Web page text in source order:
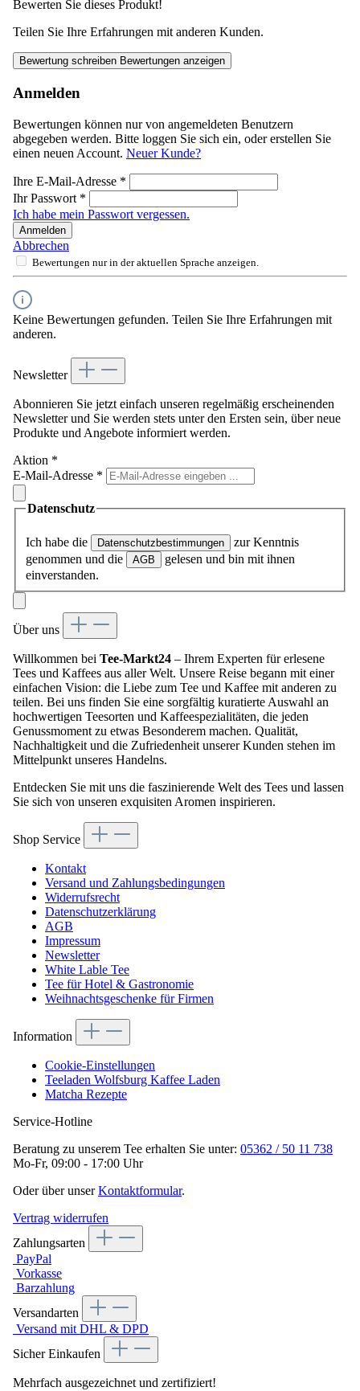
Bewerten Sie dieses Produkt!
Teilen Sie Ihre Erfahrungen mit anderen Kunden.
Bewertung schreiben Bewertungen anzeigen
Anmelden
Bewertungen können nur von angemeldeten Benutzern
abgegeben werden. Bitte loggen Sie sich ein, oder erstellen Sie
einen neuen Account. Neuer Kunde?
Ihre E-Mail-Adresse *
Ihr Passwort *
Ich habe mein Passwort vergessen.
Anmelden
Abbrechen
Bewertungen nur in der aktuellen Sprache anzeigen.
Keine Bewertungen gefunden. Teilen Sie Ihre Erfahrungen mit
anderen.
Newsletter
Abonnieren Sie jetzt einfach unseren regelmäßig erscheinenden
Newsletter und Sie werden stets unter den Ersten sein, über neue
Produkte und Angebote informiert werden.
Aktion *
E-Mail-Adresse *
Datenschutz
Ich habe die Datenschutzbestimmungen
zur Kenntnis
genommen und die
AGB
gelesen und bin mit ihnen
einverstanden.
Über uns
Willkommen bei Tee-Markt24 – Ihrem Experten für erlesene
Tees und Kaffees aus aller Welt. Unsere Reise begann mit einer
einfachen Vision: die Liebe zum Tee und Kaffee mit anderen zu
teilen. Bei uns finden Sie eine sorgfältig kuratierte Auswahl an
hochwertigen Teesorten und Kaffeespezialitäten, die jeden
Genussmoment zu etwas Besonderem machen. Qualität,
Nachhaltigkeit und die Zufriedenheit unserer Kunden stehen im
Mittelpunkt unseres Handelns.
Entdecken Sie mit uns die faszinierende Welt des Tees und lassen
Sie sich von unseren exquisiten Aromen inspirieren.
Shop Service
Kontakt
Versand und Zahlungsbedingungen
Widerrufsrecht
Datenschutzerklärung
AGB
Impressum
Newsletter
White Lable Tee
Tee für Hotel & Gastronomie
Weihnachtsgeschenke für Firmen
Information
Cookie-Einstellungen
Teeladen Wolfsburg Kaffee Laden
Matcha Rezepte
Service-Hotline
Beratung zu unserem Tee erhalten Sie unter: 05362 / 50 11 738
Mo-Fr, 09:00 - 17:00 Uhr
Oder über unserKontaktformular.
Vertrag widerrufen
Zahlungsarten
PayPal
Vorkasse
Barzahlung
Versandarten
Versand mit DHL & DPD
Sicher Einkaufen
Mehrfach ausgezeichnet und zertifiziert!